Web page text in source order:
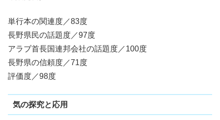
単行本の関連度／83度
長野県民の話題度／97度
アラブ首長国連邦会社の話題度／100度
長野県の信頼度／71度
評価度／98度
気の探究と応用